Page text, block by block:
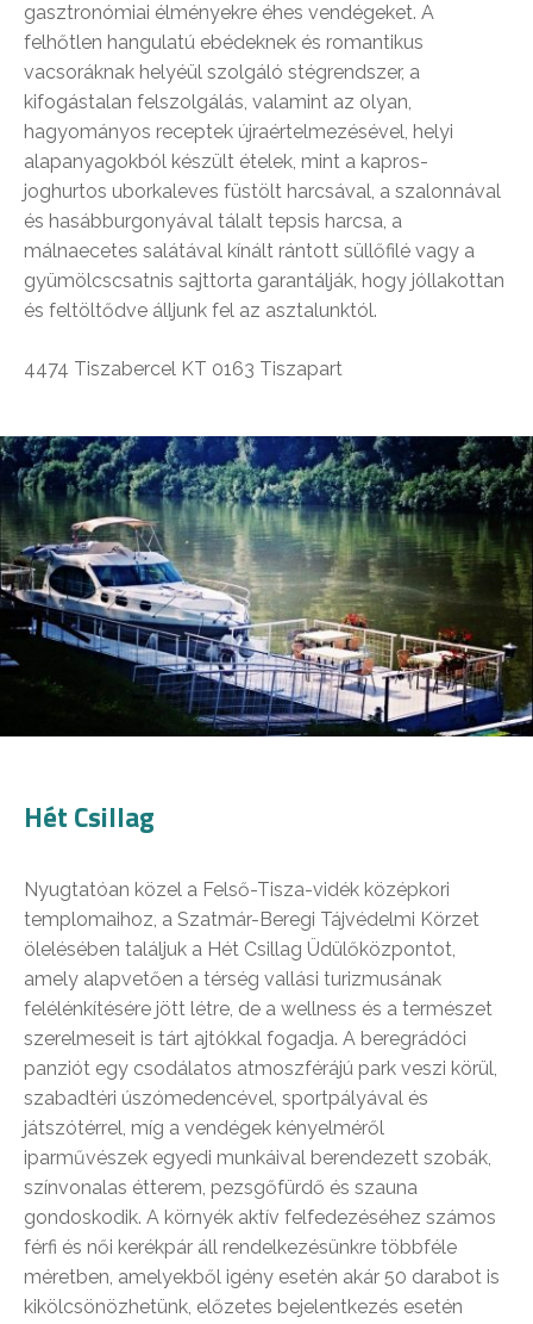
gasztronómiai élményekre éhes vendégeket. A
felhőtlen hangulatú ebédeknek és romantikus
vacsoráknak helyéül szolgáló stégrendszer, a
kifogástalan felszolgálás, valamint az olyan,
hagyományos receptek újraértelmezésével, helyi
alapanyagokból készült ételek, mint a kapros-
joghurtos uborkaleves füstölt harcsával, a szalonnával
és hasábburgonyával tálalt tepsis harcsa, a
málnaecetes salátával kínált rántott süllőfilé vagy a
gyümölcscsatnis sajttorta garantálják, hogy jóllakottan
és feltöltődve álljunk fel az asztalunktól.
4474 Tiszabercel KT 0163 Tiszapart
Hét Csillag
Nyugtatóan közel a Felső-Tisza-vidék középkori
templomaihoz, a Szatmár-Beregi Tájvédelmi Körzet
ölelésében találjuk a Hét Csillag Üdülőközpontot,
amely alapvetően a térség vallási turizmusának
felélénkítésére jött létre, de a wellness és a természet
szerelmeseit is tárt ajtókkal fogadja. A beregrádóci
panziót egy csodálatos atmoszférájú park veszi körül,
szabadtéri úszómedencével, sportpályával és
játszótérrel, míg a vendégek kényelméről
iparművészek egyedi munkáival berendezett szobák,
színvonalas étterem, pezsgőfürdő és szauna
gondoskodik. A környék aktív felfedezéséhez számos
férfi és női kerékpár áll rendelkezésünkre többféle
méretben, amelyekből igény esetén akár 50 darabot is
kikölcsönözhetünk, előzetes bejelentkezés esetén